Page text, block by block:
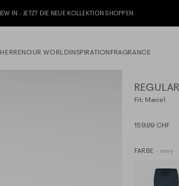
Jetzt zu unserem Whatsapp Newsletter anmelden & 10%
HERRENOUR WORLDINSPIRATION FRAGRANCE
Fit: Marcel
159,99 CHF
FARBE - navy